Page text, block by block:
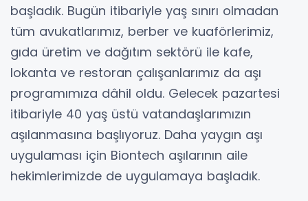
başladık. Bugün itibariyle yaş sınırı olmadan
tüm avukatlarımız, berber ve kuaförlerimiz,
gıda üretim ve dağıtım sektörü ile kafe,
lokanta ve restoran çalışanlarımız da aşı
programımıza dâhil oldu. Gelecek pazartesi
itibariyle 40 yaş üstü vatandaşlarımızın
aşılanmasına başlıyoruz. Daha yaygın aşı
uygulaması için Biontech aşılarının aile
hekimlerimizde de uygulamaya başladık.